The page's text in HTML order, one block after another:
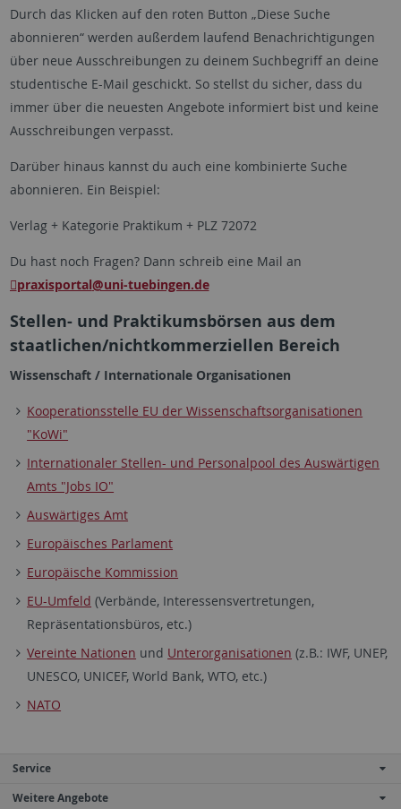
Durch das Klicken auf den roten Button „Diese Suche
abonnieren“ werden außerdem laufend Benachrichtigungen
über neue Ausschreibungen zu deinem Suchbegriff an deine
studentische E-Mail geschickt. So stellst du sicher, dass du
immer über die neuesten Angebote informiert bist und keine
Ausschreibungen verpasst.
Darüber hinaus kannst du auch eine kombinierte Suche
abonnieren. Ein Beispiel:
Verlag + Kategorie Praktikum + PLZ 72072
Du hast noch Fragen? Dann schreib eine Mail an
praxisportal@uni-tuebingen.de
Stellen- und Praktikumsbörsen aus dem
staatlichen/nichtkommerziellen Bereich
Wissenschaft / Internationale Organisationen
Kooperationsstelle EU der Wissenschaftsorganisationen
"KoWi"
Internationaler Stellen- und Personalpool des Auswärtigen
Amts "Jobs IO"
Auswärtiges Amt
Europäisches Parlament
Europäische Kommission
EU-Umfeld (Verbände, Interessensvertretungen,
Repräsentationsbüros, etc.)
Vereinte Nationen und Unterorganisationen (z.B.: IWF, UNEP,
UNESCO, UNICEF, World Bank, WTO, etc.)
NATO
Service
Weitere Angebote